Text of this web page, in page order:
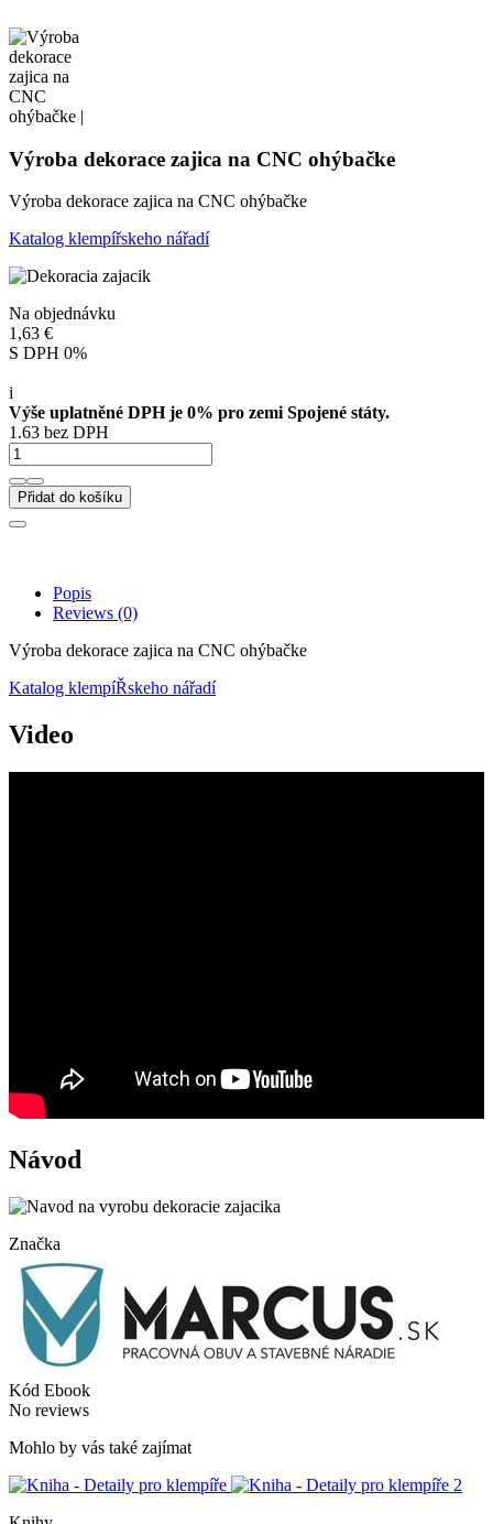
Výroba dekorace zajica na CNC ohýbačke
Výroba dekorace zajica na CNC ohýbačke
Katalog klempířskeho nářadí
Na objednávku
1,63 €
S DPH 0%
i
Výše uplatněné DPH je 0% pro zemi Spojené státy.
1.63 bez DPH
Přidat do košíku
Popis
Reviews (0)
Výroba dekorace zajica na CNC ohýbačke
Katalog klempíŘskeho nářadí
Video
Návod
Značka
Kód Ebook
No reviews
Mohlo by vás také zajímat